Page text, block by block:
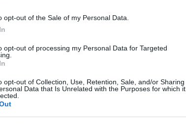
opt-out of the Sale of my Personal Data.
opt-out of processing my Personal Data for Targeted
opt-out of Collection, Use, Retention, Sale, and/or Sharing
Data that Is Unrelated with the Purposes for which it
SZÉP kártya, K&H SZÉP kártya, Erzsébet utalvány